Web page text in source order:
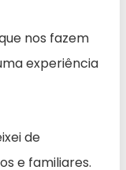
nos fazem
experiência
de
e familiares.